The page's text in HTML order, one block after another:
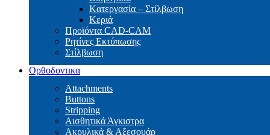
Kατεργασία – Στίλβωση
Κεριά
Προϊόντα CAD-CAM
Ρητίνες Εκτύπωσης
Στίλβωση
Ορθοδοντικα
Attachments
Buttons
Stripping
Αισθητικά Άγκιστρα
Ακρυλικά & Αξεσουάρ